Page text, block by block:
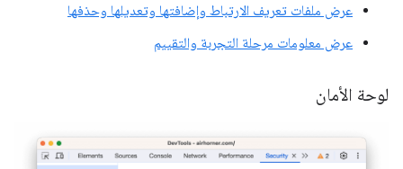
عرض ملفات تعريف الارتباط وإضافتها وتعديلها وحذفها
عرض معلومات مرحلة التجربة والتقييم
لوحة الأمان